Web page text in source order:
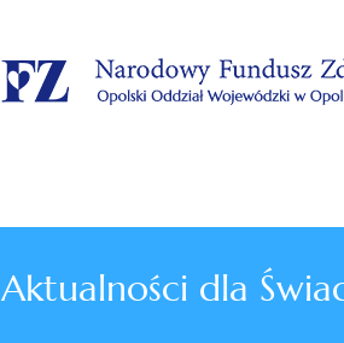
Aktualności dla